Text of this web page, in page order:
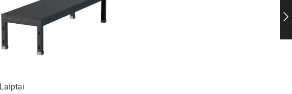
Laiptai